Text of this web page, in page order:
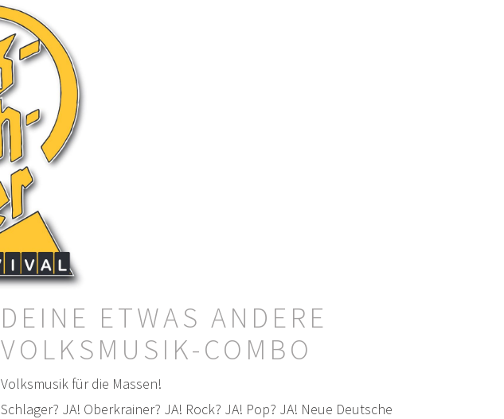
DEINE ETWAS ANDERE
VOLKSMUSIK-COMBO
Volksmusik für die Massen!
Schlager? JA! Oberkrainer? JA! Rock? JA! Pop? JA! Neue Deutsche